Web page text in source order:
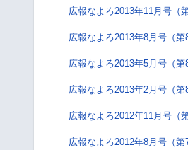
広報なよろ2013年11月号（
広報なよろ2013年8月号（第
広報なよろ2013年5月号（第
広報なよろ2013年2月号（第
広報なよろ2012年11月号（
広報なよろ2012年8月号（第